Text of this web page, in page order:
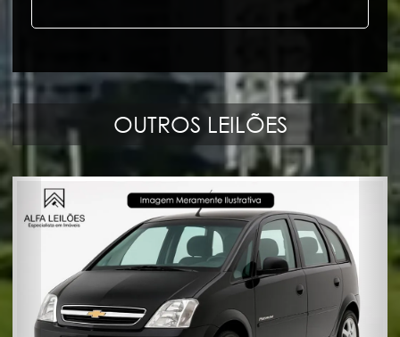
Cível – Foro Regional II – Santo Amaro -
Valor da Avaliação: R$ 700.755,62
Lance Mínimo: R$ 350.377,81
Não há débitos até a data de confecção deste
edital. Os débitos tributários são sub-rogados no
valor da arrematação (artigo 130, Parágrafo Único,
Código Tributário Nacional).
Débito Exequendo: R$ 1.179.878,95 (Set/2024 – Fls.
1133/1135).
Observações:
CONDIÇÕES DE VENDA:À vista (não admite
utilização de carta de crédito).
2)PROPOSTA DE COMPRA:Caso não haja
propostas para pagamento à vista, serão
OUTROS LEILÕES